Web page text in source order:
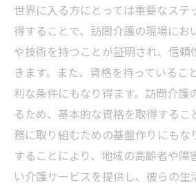
世界に入る方にとっては重要なステ
得することで、訪問介護の現場にお
や技術を持つことが証明され、信頼
きます。また、資格を持っているこ
利な条件にもなり得ます。訪問介護
るため、基本的な資格を取得するこ
務に取り組むための基盤作りにもな
することにより、地域の高齢者や障
い介護サービスを提供し、彼らの生